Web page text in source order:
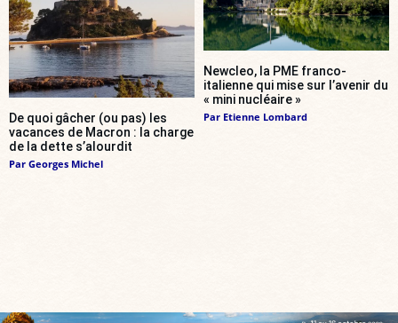
De quoi gâcher (ou pas) les
vacances de Macron : la charge
de la dette s’alourdit
Par Georges Michel
Newcleo, la PME franco-
italienne qui mise sur l’avenir du
« mini nucléaire »
Par Etienne Lombard